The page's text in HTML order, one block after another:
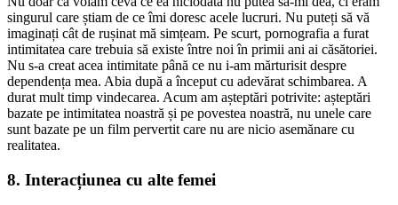
singurul care știam de ce îmi doresc acele lucruri. Nu puteți să vă
imaginați cât de rușinat mă simțeam. Pe scurt, pornografia a furat
intimitatea care trebuia să existe între noi în primii ani ai căsătoriei.
Nu s-a creat acea intimitate până ce nu i-am mărturisit despre
dependența mea. Abia după a început cu adevărat schimbarea. A
durat mult timp vindecarea. Acum am așteptări potrivite: așteptări
bazate pe intimitatea noastră și pe povestea noastră, nu unele care
sunt bazate pe un film pervertit care nu are nicio asemănare cu
realitatea.
8. Interacțiunea cu alte femei